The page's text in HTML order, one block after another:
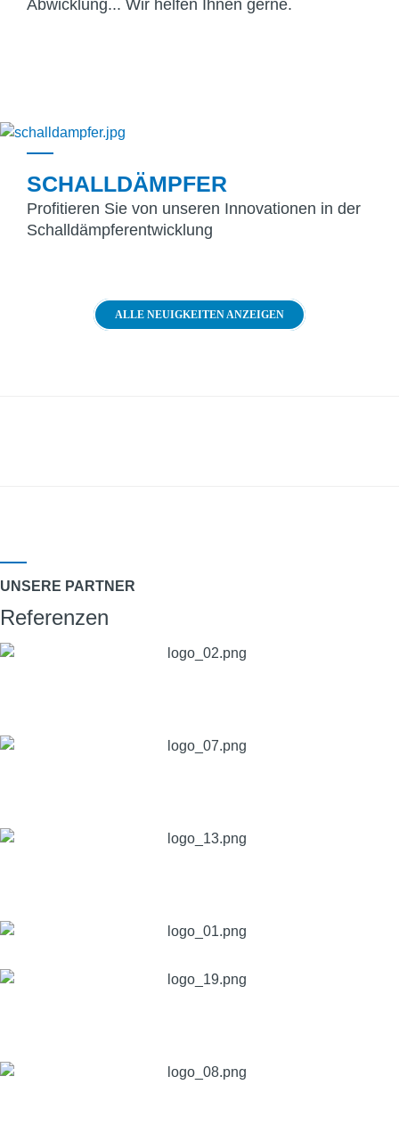
Abwicklung... Wir helfen Ihnen gerne.
SCHALLDÄMPFER
Profitieren Sie von unseren Innovationen in der
Schalldämpferentwicklung
ALLE NEUIGKEITEN ANZEIGEN
UNSERE PARTNER
Referenzen